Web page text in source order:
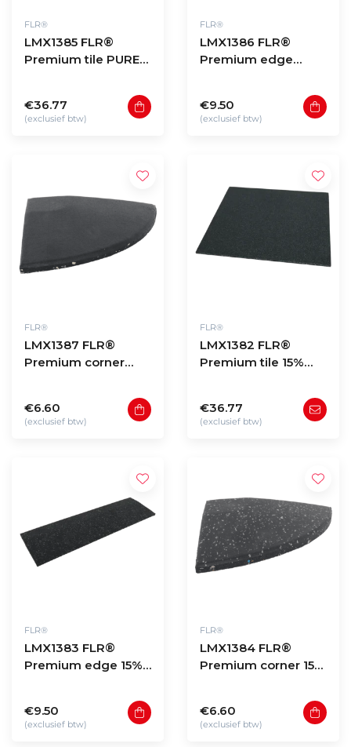
FLR®
LMX1385 FLR®
Premium tile PURE
€36.77
(exclusief btw)
FLR®
LMX1386 FLR®
Premium edge
€9.50
(exclusief btw)
FLR®
LMX1387 FLR®
Premium corner
€6.60
(exclusief btw)
FLR®
LMX1382 FLR®
Premium tile 15%
€36.77
(exclusief btw)
FLR®
LMX1383 FLR®
Premium edge 15%
€9.50
(exclusief btw)
FLR®
LMX1384 FLR®
Premium corner 15%
€6.60
(exclusief btw)